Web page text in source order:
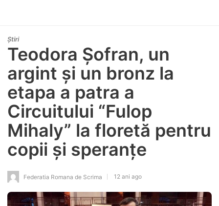
Știri
Teodora Șofran, un
argint și un bronz la
etapa a patra a
Circuitului “Fulop
Mihaly” la floretă pentru
copii și speranțe
Federatia Romana de Scrima 12 ani ago